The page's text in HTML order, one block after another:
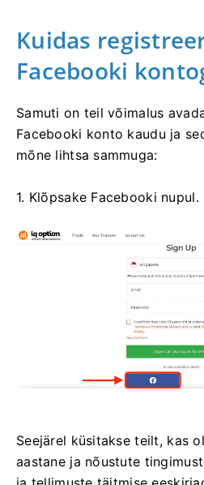
Kuidas
Facebooki
Samuti on teil võimalus
Facebooki konto kaudu ja
mõne lihtsa sammuga:
1. Klõpsake Facebooki nupul.
Seejärel küsitakse teilt, kas
aastane ja nõustute